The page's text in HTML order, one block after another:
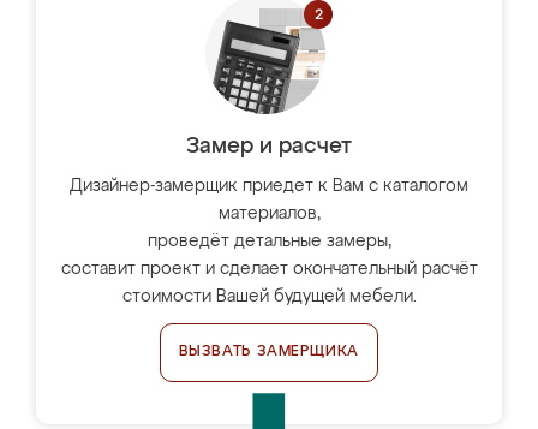
Замер и расчет
Дизайнер-замерщик приедет к Вам с каталогом
материалов,
проведёт детальные замеры,
составит проект и сделает окончательный расчёт
стоимости Вашей будущей мебели.
ВЫЗВАТЬ ЗАМЕРЩИКА